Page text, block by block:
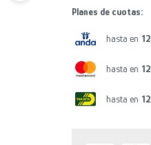
Planes de cuotas:
hasta en 12
hasta en 12
hasta en 12